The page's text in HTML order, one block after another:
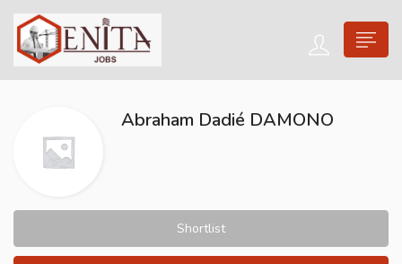
Abraham Dadié DAMONO
Shortlist